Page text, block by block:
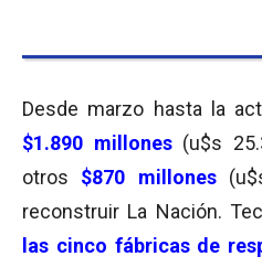
Desde marzo hasta la
$1.890 millones(u$s
otros $870 millones
reconstruir La Nación.
las cinco fábricas de